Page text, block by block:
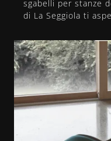
sgabelli per stanze
di La Seggiola ti